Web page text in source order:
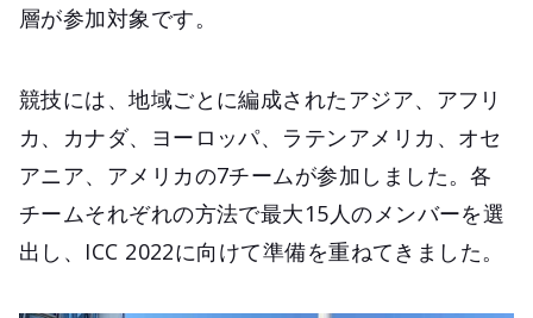
層が参加対象です。
競技には、地域ごとに編成されたアジア、アフリ
カ、カナダ、ヨーロッパ、ラテンアメリカ、オセ
アニア、アメリカの7チームが参加しました。各
チームそれぞれの方法で最大15人のメンバーを選
出し、ICC 2022に向けて準備を重ねてきました。